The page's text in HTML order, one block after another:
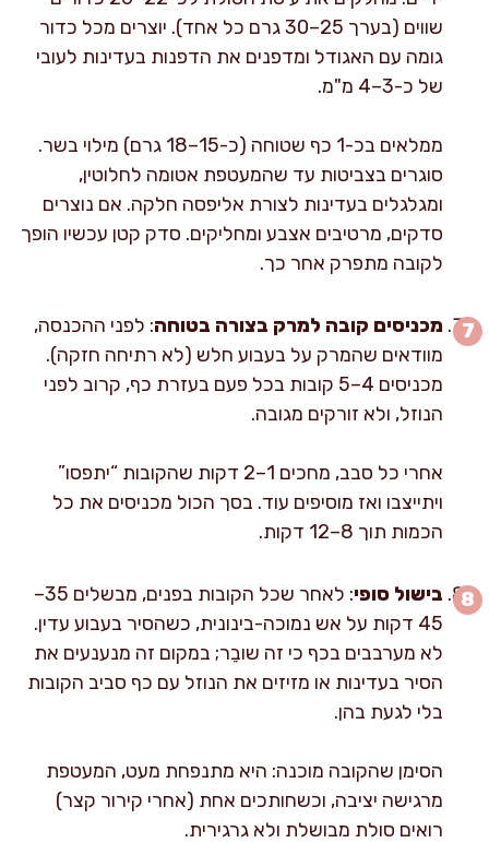
שווים (בערך 25–30 גרם כל אחד). יוצרים מכל כדור
גומה עם האגודל ומדפנים את הדפנות בעדינות לעובי
של כ-3–4 מ"מ.
ממלאים בכ-1 כף שטוחה (כ-15–18 גרם) מילוי בשר.
סוגרים בצביטות עד שהמעטפת אטומה לחלוטין,
ומגלגלים בעדינות לצורת אליפסה חלקה. אם נוצרים
סדקים, מרטיבים אצבע ומחליקים. סדק קטן עכשיו הופך
לקובה מתפרק אחר כך.
מכניסים קובה למרק בצורה בטוחה: לפני ההכנסה,
מוודאים שהמרק על בעבוע חלש (לא רתיחה חזקה).
מכניסים 4–5 קובות בכל פעם בעזרת כף, קרוב לפני
הנוזל, ולא זורקים מגובה.
אחרי כל סבב, מחכים 1–2 דקות שהקובות “יתפסו”
ויתייצבו ואז מוסיפים עוד. בסך הכול מכניסים את כל
הכמות תוך 8–12 דקות.
בישול סופי
: לאחר שכל הקובות בפנים, מבשלים 35–
45 דקות על אש נמוכה-בינונית, כשהסיר בעבוע עדין.
לא מערבבים בכף כי זה שובֵר; במקום זה מנענעים את
הסיר בעדינות או מזיזים את הנוזל עם כף סביב הקובות
בלי לגעת בהן.
הסימן שהקובה מוכנה: היא מתנפחת מעט, המעטפת
מרגישה יציבה, וכשחותכים אחת (אחרי קירור קצר)
רואים סולת מבושלת ולא גרגירית.